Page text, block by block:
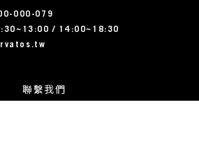
聯繫我們
000-079
/ 14:00~18:30